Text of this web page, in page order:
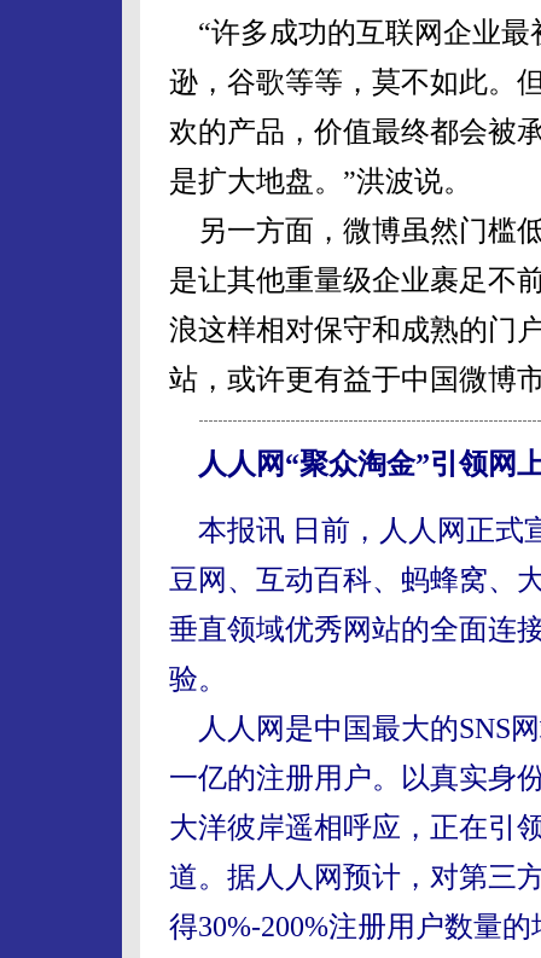
“许多成功的互联网企业最
逊，谷歌等等，莫不如此。
欢的产品，价值最终都会被
是扩大地盘。”洪波说。
另一方面，微博虽然门槛
是让其他重量级企业裹足不
浪这样相对保守和成熟的门
站，或许更有益于中国微博
人人网“聚众淘金”引领网
本报讯 日前，人人网正式
豆网、互动百科、蚂蜂窝、
垂直领域优秀网站的全面连
验。
人人网是中国最大的SNS
一亿的注册用户。以真实身
大洋彼岸遥相呼应，正在引
道。据人人网预计，对第三
得30%-200%注册用户数量